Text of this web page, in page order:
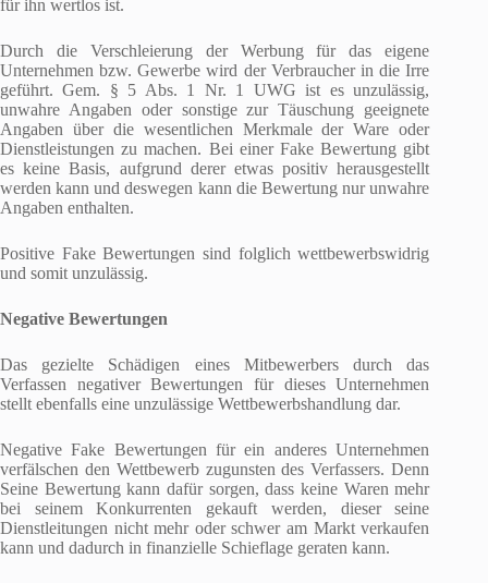
für ihn wertlos ist.
Durch die Verschleierung der Werbung für das eigene
Unternehmen bzw. Gewerbe wird der Verbraucher in die Irre
geführt. Gem. § 5 Abs. 1 Nr. 1 UWG ist es unzulässig,
unwahre Angaben oder sonstige zur Täuschung geeignete
Angaben über die wesentlichen Merkmale der Ware oder
Dienstleistungen zu machen. Bei einer Fake Bewertung gibt
es keine Basis, aufgrund derer etwas positiv herausgestellt
werden kann und deswegen kann die Bewertung nur unwahre
Angaben enthalten.
Positive Fake Bewertungen sind folglich wettbewerbswidrig
und somit unzulässig.
Negative Bewertungen
Das gezielte Schädigen eines Mitbewerbers durch das
Verfassen negativer Bewertungen für dieses Unternehmen
stellt ebenfalls eine unzulässige Wettbewerbshandlung dar.
Negative Fake Bewertungen für ein anderes Unternehmen
verfälschen den Wettbewerb zugunsten des Verfassers. Denn
Seine Bewertung kann dafür sorgen, dass keine Waren mehr
bei seinem Konkurrenten gekauft werden, dieser seine
Dienstleitungen nicht mehr oder schwer am Markt verkaufen
kann und dadurch in finanzielle Schieflage geraten kann.